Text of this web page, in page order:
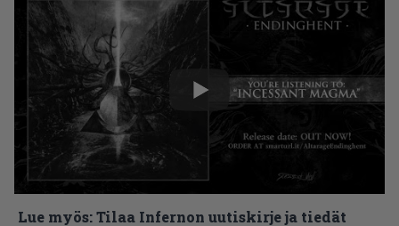
Lue myös:Tilaa Infernon uutiskirje ja tiedät